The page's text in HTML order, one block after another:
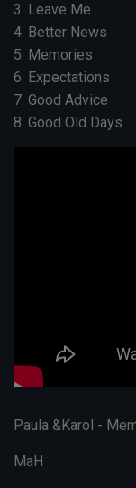
3. Leave Me
4. Better News
5. Memories
6. Expectations
7. Good Advice
8. Good Old Days
Paula &Karol -
MaH